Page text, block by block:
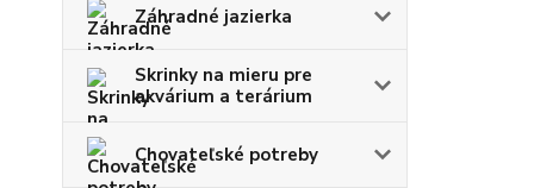
Záhradné jazierka
Skrinky na mieru pre
akvárium a terárium
Chovateľské potreby